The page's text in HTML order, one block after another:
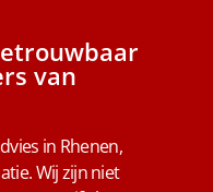
van
in Rhenen,
Wij zijn niet